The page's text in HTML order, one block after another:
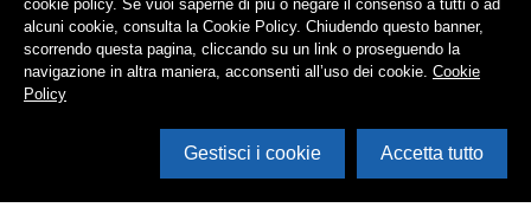
cookie policy. Se vuoi saperne di più o negare il consenso a tutti o ad
alcuni cookie, consulta la Cookie Policy. Chiudendo questo banner,
scorrendo questa pagina, cliccando su un link o proseguendo la
navigazione in altra maniera, acconsenti all’uso dei cookie. Cookie
Policy
Gestisci i cookie Accetta tutto